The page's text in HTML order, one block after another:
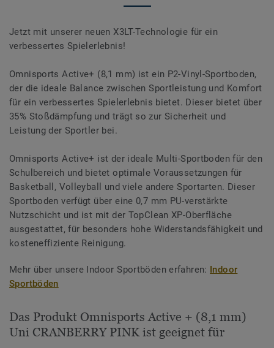
Jetzt mit unserer neuen X3LT-Technologie für ein
verbessertes Spielerlebnis!
Omnisports Active+ (8,1 mm) ist ein P2-Vinyl-Sportboden,
der die ideale Balance zwischen Sportleistung und Komfort
für ein verbessertes Spielerlebnis bietet. Dieser bietet über
35% Stoßdämpfung und trägt so zur Sicherheit und
Leistung der Sportler bei.
Omnisports Active+ ist der ideale Multi-Sportboden für den
Schulbereich und bietet optimale Voraussetzungen für
Basketball, Volleyball und viele andere Sportarten. Dieser
Sportboden verfügt über eine 0,7 mm PU-verstärkte
Nutzschicht und ist mit der TopClean XP-Oberfläche
ausgestattet, für besonders hohe Widerstandsfähigkeit und
kosteneffiziente Reinigung.
Mehr über unsere Indoor Sportböden erfahren: Indoor
Sportböden
Das Produkt Omnisports Active + (8,1 mm)
Uni CRANBERRY PINK ist geeignet für